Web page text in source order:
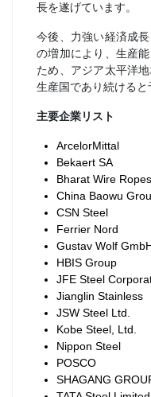
長を遂げています。
今後、力強い経済成
の増加により、生産
ため、アジア太平洋
生産国であり続けると
主要企業リスト
ArcelorMittal
Bekaert SA
Bharat Wire
China Baowu
CSN Steel
Ferrier Nord
Gustav Wolf
HBIS Group
JFE Steel
Jianglin Stainless
JSW Steel Ltd.
Kobe Steel, Ltd.
Nippon Steel
POSCO
SHAGANG